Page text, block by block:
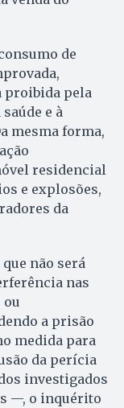
de
proibida pela
e à
mesma forma,
residencial
e explosões,
da
não será
nas
ou
a prisão
medida para
da perícia
investigados
—, o inquérito